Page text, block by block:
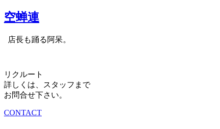
空蝉連
店長も踊る阿呆。
リクルート
詳しくは、スタッフまで
お問合せ下さい。
CONTACT